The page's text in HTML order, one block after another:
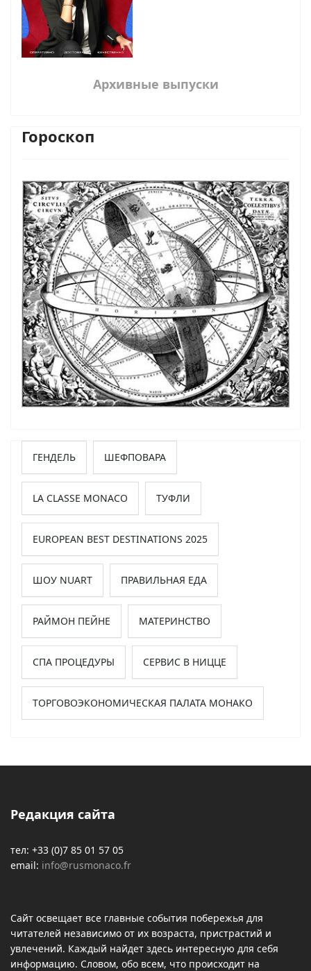
Архивные выпуски
Гороскоп
ГЕНДЕЛЬ ШЕФПОВАРА
LA CLASSE MONACO ТУФЛИ
EUROPEAN BEST DESTINATIONS 2025
ШОУ NUART ПРАВИЛЬНАЯ ЕДА
РАЙМОН ПЕЙНЕ МАТЕРИНСТВО
СПА ПРОЦЕДУРЫ СЕРВИС В НИЦЦЕ
ТОРГОВОЭКОНОМИЧЕСКАЯ ПАЛАТА МОНАКО
Редакция сайта
тел: +33 (0)7 85 01 57 05
email: info@rusmonaco.fr
Сайт освещает все главные события побережья для
читателей независимо от их возраста, пристрастий и
увлечений. Каждый найдет здесь интересную для себя
информацию. Словом, обо всем, что происходит на